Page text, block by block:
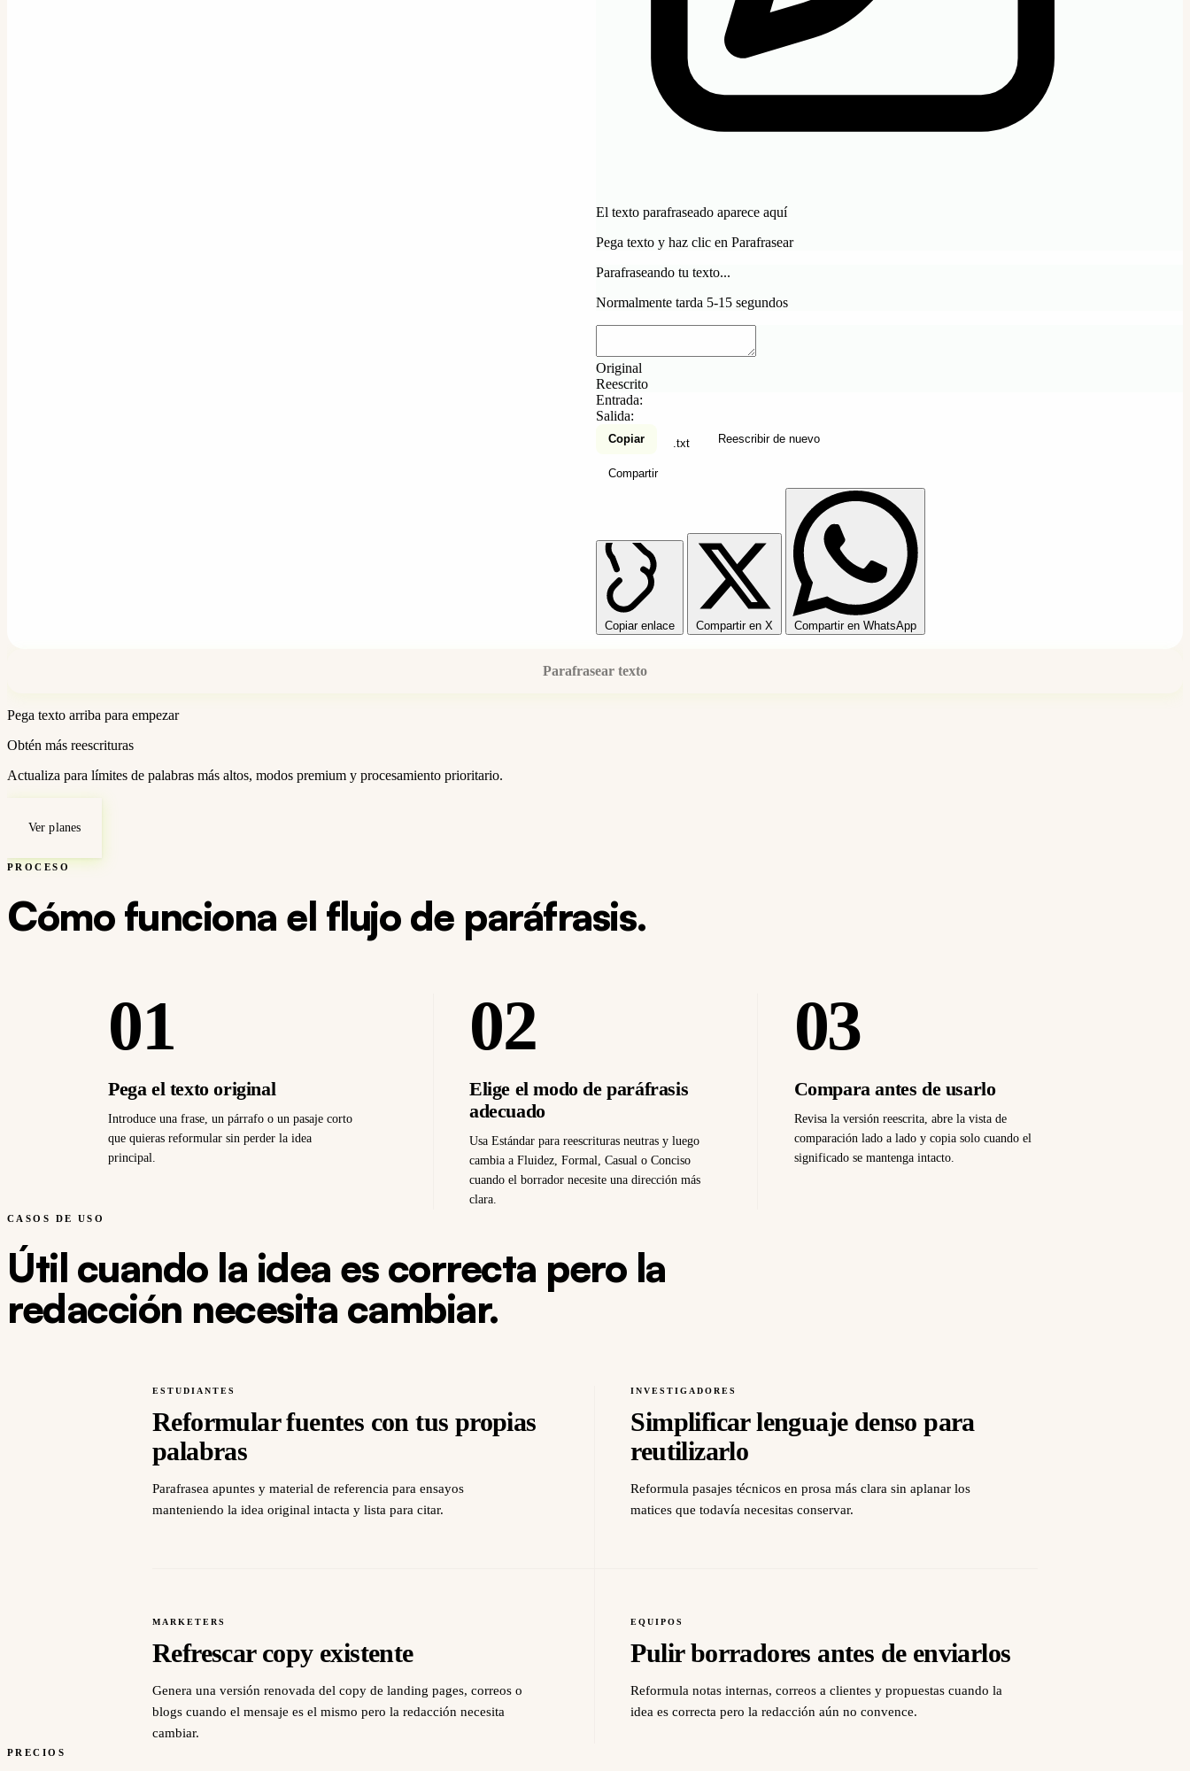
El texto parafraseado aparece aquí
Pega texto y haz clic en Parafrasear
Parafraseando tu texto...
Normalmente tarda 5-15 segundos
Original
Reescrito
Entrada:
Salida:
Copiar .txt Reescribir de nuevo
Compartir
Copiar enlace Compartir en X Compartir en WhatsApp
Parafrasear texto
Pega texto arriba para empezar
Obtén más reescrituras
Actualiza para límites de palabras más altos, modos premium y procesamiento prioritario.
Ver planes
PROCESO
Cómo funciona el flujo de paráfrasis.
01
Pega el texto original
Introduce una frase, un párrafo o un pasaje corto
que quieras reformular sin perder la idea
principal.
02
Elige el modo de paráfrasis
adecuado
Usa Estándar para reescrituras neutras y luego
cambia a Fluidez, Formal, Casual o Conciso
cuando el borrador necesite una dirección más
clara.
03
Compara antes de usarlo
Revisa la versión reescrita, abre la vista de
comparación lado a lado y copia solo cuando el
significado se mantenga intacto.
CASOS DE USO
Útil cuando la idea es correcta pero la
redacción necesita cambiar.
ESTUDIANTES
Reformular fuentes con tus propias
palabras
Parafrasea apuntes y material de referencia para ensayos
manteniendo la idea original intacta y lista para citar.
INVESTIGADORES
Simplificar lenguaje denso para
reutilizarlo
Reformula pasajes técnicos en prosa más clara sin aplanar los
matices que todavía necesitas conservar.
MARKETERS
Refrescar copy existente
Genera una versión renovada del copy de landing pages, correos o
blogs cuando el mensaje es el mismo pero la redacción necesita
cambiar.
EQUIPOS
Pulir borradores antes de enviarlos
Reformula notas internas, correos a clientes y propuestas cuando la
idea es correcta pero la redacción aún no convence.
PRECIOS